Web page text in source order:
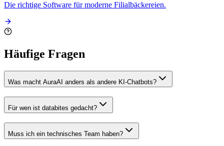
Die richtige Software für moderne Filialbäckereien.
Häufige Fragen
Was macht AuraAI anders als andere KI-Chatbots?
Für wen ist databites gedacht?
Muss ich ein technisches Team haben?